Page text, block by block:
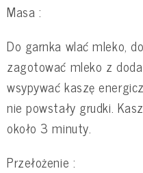
Masa :
Do garnka wlać mleko,
zagotować mleko z
wsypywać kaszę
nie powstały grudki.
około 3 minuty.
Przełożenie :